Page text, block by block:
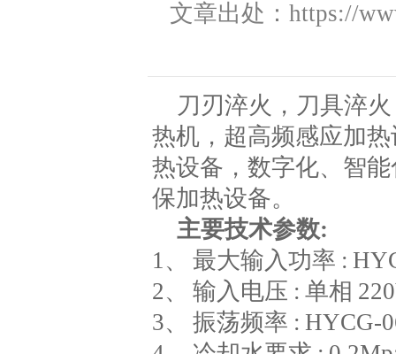
文章出处：https://
刀刃淬火，刀具淬
热机，超高频感应加
热设备，数字化、智
保加热设备。
主要技术参数:
1、 最大输入功率 :
2、 输入电压 : 单相
3、 振荡频率 :